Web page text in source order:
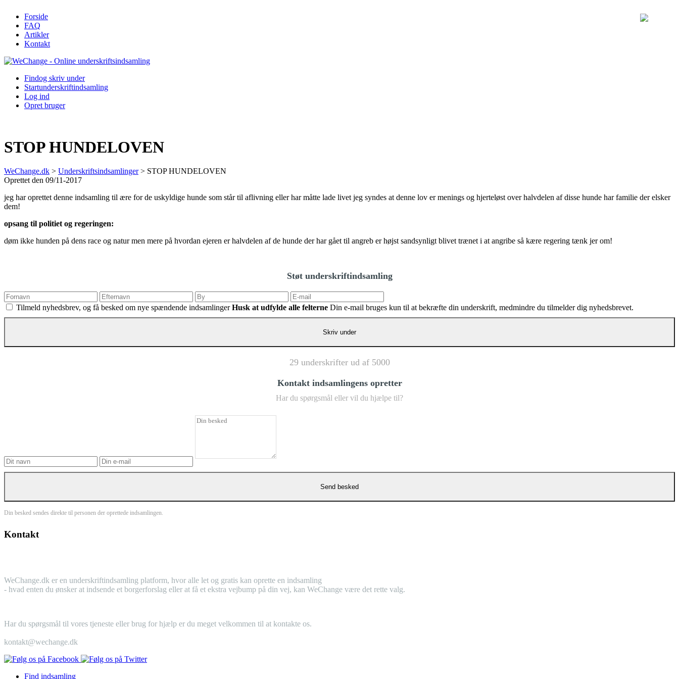
Forside
FAQ
Artikler
Kontakt
Findog skriv under
Startunderskriftindsamling
Log ind
Opret bruger
STOP HUNDELOVEN
WeChange.dk > Underskriftsindsamlinger > STOP HUNDELOVEN
Oprettet den 09/11-2017
jeg har oprettet denne indsamling til ære for de uskyldige hunde som står til aflivning eller har måtte lade livet jeg syndes at denne lov er menings og hjerteløst over halvdelen af disse hunde har familie der elsker
dem!
opsang til politiet og regeringen:
døm ikke hunden på dens race og natur men mere på hvordan ejeren er halvdelen af de hunde der har gået til angreb er højst sandsynligt blivet trænet i at angribe så kære regering tænk jer om!
Støt underskriftindsamling
Tilmeld nyhedsbrev, og få besked om nye spændende indsamlinger Husk at udfylde alle felterne Din e-mail bruges kun til at bekræfte din underskrift, medmindre du tilmelder dig nyhedsbrevet.
29 underskrifter ud af 5000
Kontakt indsamlingens opretter
Har du spørgsmål eller vil du hjælpe til?
Din besked sendes direkte til personen der oprettede indsamlingen.
Kontakt
WeChange.dk er en underskriftindsamling platform, hvor alle let og gratis kan oprette en indsamling
- hvad enten du ønsker at indsende et borgerforslag eller at få et ekstra vejbump på din vej, kan WeChange være det rette valg.
Har du spørgsmål til vores tjeneste eller brug for hjælp er du meget velkommen til at kontakte os.
kontakt@wechange.dk
Find indsamling